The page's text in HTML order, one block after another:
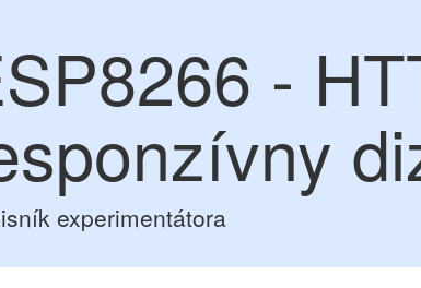
-
experimentátora